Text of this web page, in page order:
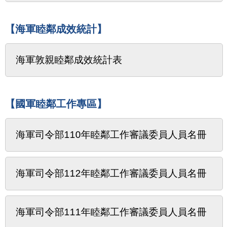
【海軍睦鄰成效統計】
海軍敦親睦鄰成效統計表
【國軍睦鄰工作專區】
海軍司令部110年睦鄰工作審議委員人員名冊
海軍司令部112年睦鄰工作審議委員人員名冊
海軍司令部111年睦鄰工作審議委員人員名冊